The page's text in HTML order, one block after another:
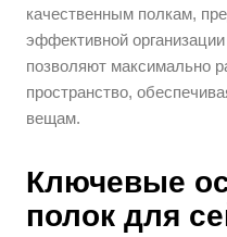
качественным полкам,
эффективной
позволяют максимально
пространство,
вещам.
Ключевые
полок для